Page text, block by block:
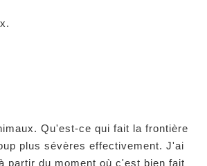
Qu'est-ce qui fait la frontière
plus sévères effectivement. J'ai
partir du moment où c'est bien fait